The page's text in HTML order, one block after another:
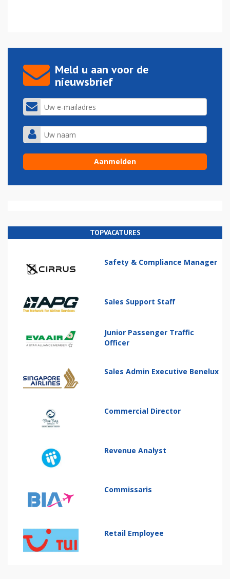
Meld u aan voor de
nieuwsbrief
TOPVACATURES
Safety & Compliance Manager
Sales Support Staff
Junior Passenger Traffic
Officer
Sales Admin Executive Benelux
Commercial Director
Revenue Analyst
Commissaris
Retail Employee